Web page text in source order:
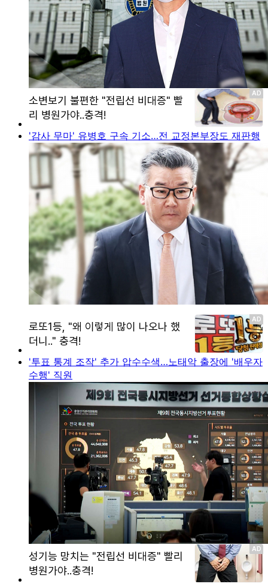
'감사 무마' 유병호 구속 기소…전 교정본부장도 재판행
'투표 통계 조작' 추가 압수수색…노태악 출장에 '배우자
수행' 직원